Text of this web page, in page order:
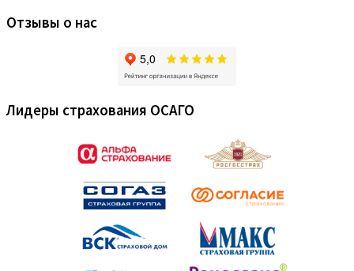
Отзывы о нас
Лидеры страхования ОСАГО